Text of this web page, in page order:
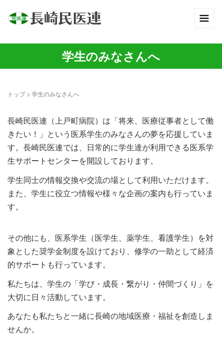
学生のみなさんへ
トップ> 学生のみなさんへ
長崎民医連（上戸町病院）は「将来、医療従事者として働
きたい！」という医系学生のみなさんの夢を応援していま
す。長崎民医連では、日常的に学生達が利用できる医系学
生サポートセンターを開設しております。
学生同士の情報交換や交流の場として利用いただけます。
また、学生に役立つ情報や様々な企画の案内も行っていま
す。
その他にも、医系学生（医学生、薬学生、看護学生）を対
象とした奨学金制度を設けており、修学の一助として経済
的サポートも行っています。
私たちは、学生の「学び・成長・繋がり・仲間づくり」を
大切に日々活動しています。
あなたも私たちと一緒に長崎の地域医療・福祉を創造しま
せんか。